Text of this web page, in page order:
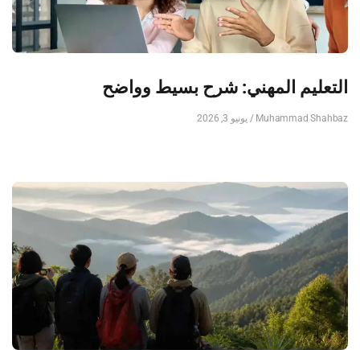
التعليم المهني: شرح بسيط وواضح
Muhammad Shahbaz يونيو 3, 2026